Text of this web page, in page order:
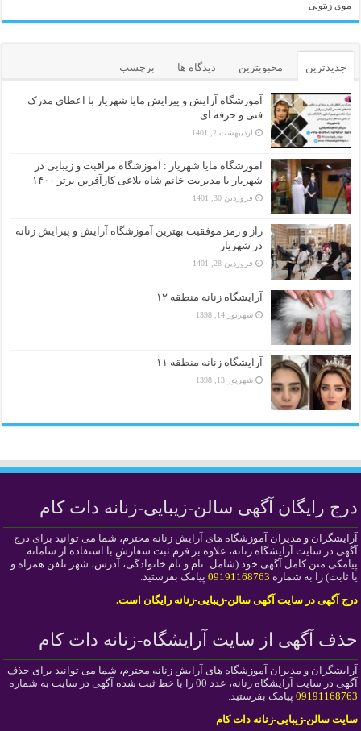
موی زیتونی
جدیدترین محبوبترین دیدگاه ها برچسب
آموزشگاه آرایش و پیرایش مایا شهریار با اعطای مدرک
فنی و حرفه ای
اردیبهشت 2, 1401
اموزشگاه مایا شهریار : آموزشگاه مراقبت و زیبایی در
شهریار با مدیریت خانم شاه بلاغی کارآفرین برتر ۱۴۰۰
فروردین 30, 1401
راز و رمز موفقیت بهترین آموزشگاه آرایش و پیرایش زنانه
در شهریار
فروردین 28, 1401
آرایشگاه زنانه منطقه ۱۲
شهریور 14, 1398
آرایشگاه زنانه منطقه ۱۱
شهریور 13, 1398
درج رایگان آگهی سالن-زیبایی-زنانه دات کام
آرایشگران و مدیران آموزشگاه های آرایش زنانه محترم، شما می توانید برای درج
آگهی در سایت آرایشگاه زنانه، علاوه بر فرم ثبت سفارش با استفاده از سامانه
پیامکی متن کامل آگهی خود (شامل: نام و نام خانوادگی، آدرس، شهر تلفن همراه و
یا ثابت) را به شماره 09191168763 پیامک بفرستید.
درج آگهی در سایت آگهی سالن-زیبایی-زنانه رایگان است.
حذف آگهی از سایت آرایشگاه-زنانه دات کام
آرایشگران و مدیران آموزشگاه های آرایش زنانه محترم، شما می توانید برای حذف
آگهی در سایت آرایشگاه زنانه، عدد 00 را با خط ثبت شده آگهی در سایت به شماره
09191168763 پیامک بفرستید.
سایت سالن-زیبایی-زنانه دات کام